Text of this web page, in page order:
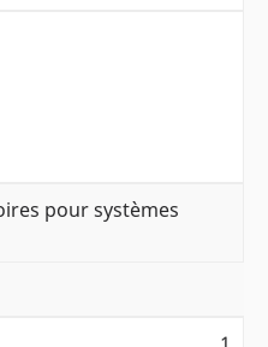
pour systèmes